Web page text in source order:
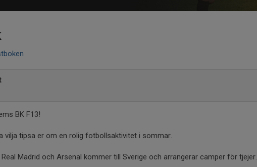
BK F13!
vilja tipsa er om en rolig fotbollsaktivitet i sommar.
Madrid och Arsenal kommer till Sverige och arrangerar camper för tjejer.